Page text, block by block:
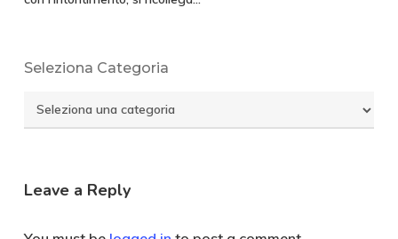
Seleziona Categoria
Seleziona
Categoria
Leave a Reply